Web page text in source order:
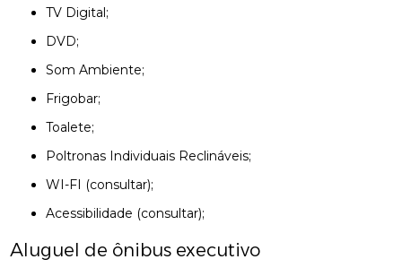
TV Digital;
DVD;
Som Ambiente;
Frigobar;
Toalete;
Poltronas Individuais Reclináveis;
WI-FI (consultar);
Acessibilidade (consultar);
Aluguel de ônibus executivo